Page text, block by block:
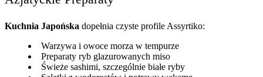
Kuchnia Japońska dopełnia czyste profile Assyrtiko:
Warzywa i owoce morza w tempurze
Preparaty ryb glazurowanych miso
Świeże sashimi, szczególnie białe ryby